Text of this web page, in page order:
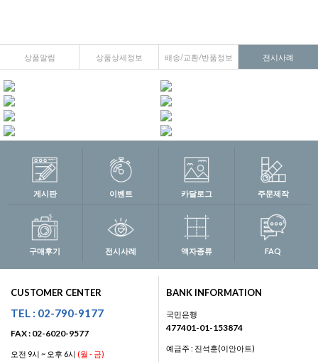
상품알림 상품상세정보 배송/교환/반품정보 전시사례
게시판 이벤트 카달로그 주문제작
구매후기 전시사례 액자종류 FAQ
CUSTOMER CENTER
TEL : 02-790-9177
FAX : 02-6020-9577
오전 9시 ~ 오후 6시 (월 - 금)
BANK INFORMATION
국민은행
477401-01-153874
예금주 : 진석훈(이안아트)